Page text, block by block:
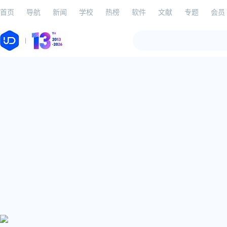
首页 导航 新闻 学校 热榜 软件 文献 专题 会员